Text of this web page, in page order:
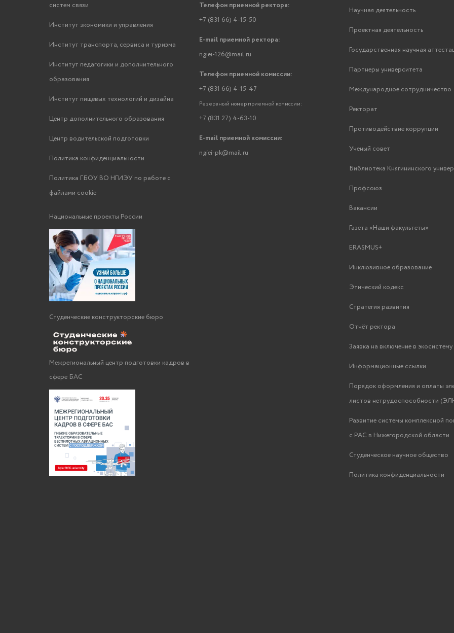
систем связи
Институт экономики и управления
Институт транспорта, сервиса и туризма
Институт педагогики и дополнительного
образования
Институт пищевых технологий и дизайна
Центр дополнительного образования
Центр водительской подготовки
Политика конфиденциальности
Политика ГБОУ ВО НГИЭУ по работе с
файлами cookie
Национальные проекты России
Студенческие конструкторские бюро
Межрегиональный центр подготовки кадров в
сфере БАС
Телефон приемной ректора:
+7 (831 66) 4-15-50
E-mail приемной ректора:
ngiei-126@mail.ru
Телефон приемной комиссии:
+7 (831 66) 4-15-47
Резервный номер приемной комиссии:
+7 (831 27) 4-63-10
E-mail приемной комиссии:
ngiei-pk@mail.ru
Научная деятельность
Проектная деятельность
Государственная научная
Партнеры университета
Международное сотрудничество
Ректорат
Противодействие коррупции
Ученый совет
Библиотека Княгининского
Профсоюз
Вакансии
Газета «Наши факультеты»
ERASMUS+
Инклюзивное образование
Этический кодекс
Стратегия развития
Отчёт ректора
Заявка на включение в
Информационные ссылки
Порядок оформления и оплаты
листов нетрудоспособности
Развитие системы комплексной
с РАС в Нижегородской области
Студенческое научное общество
Политика конфиденциальности